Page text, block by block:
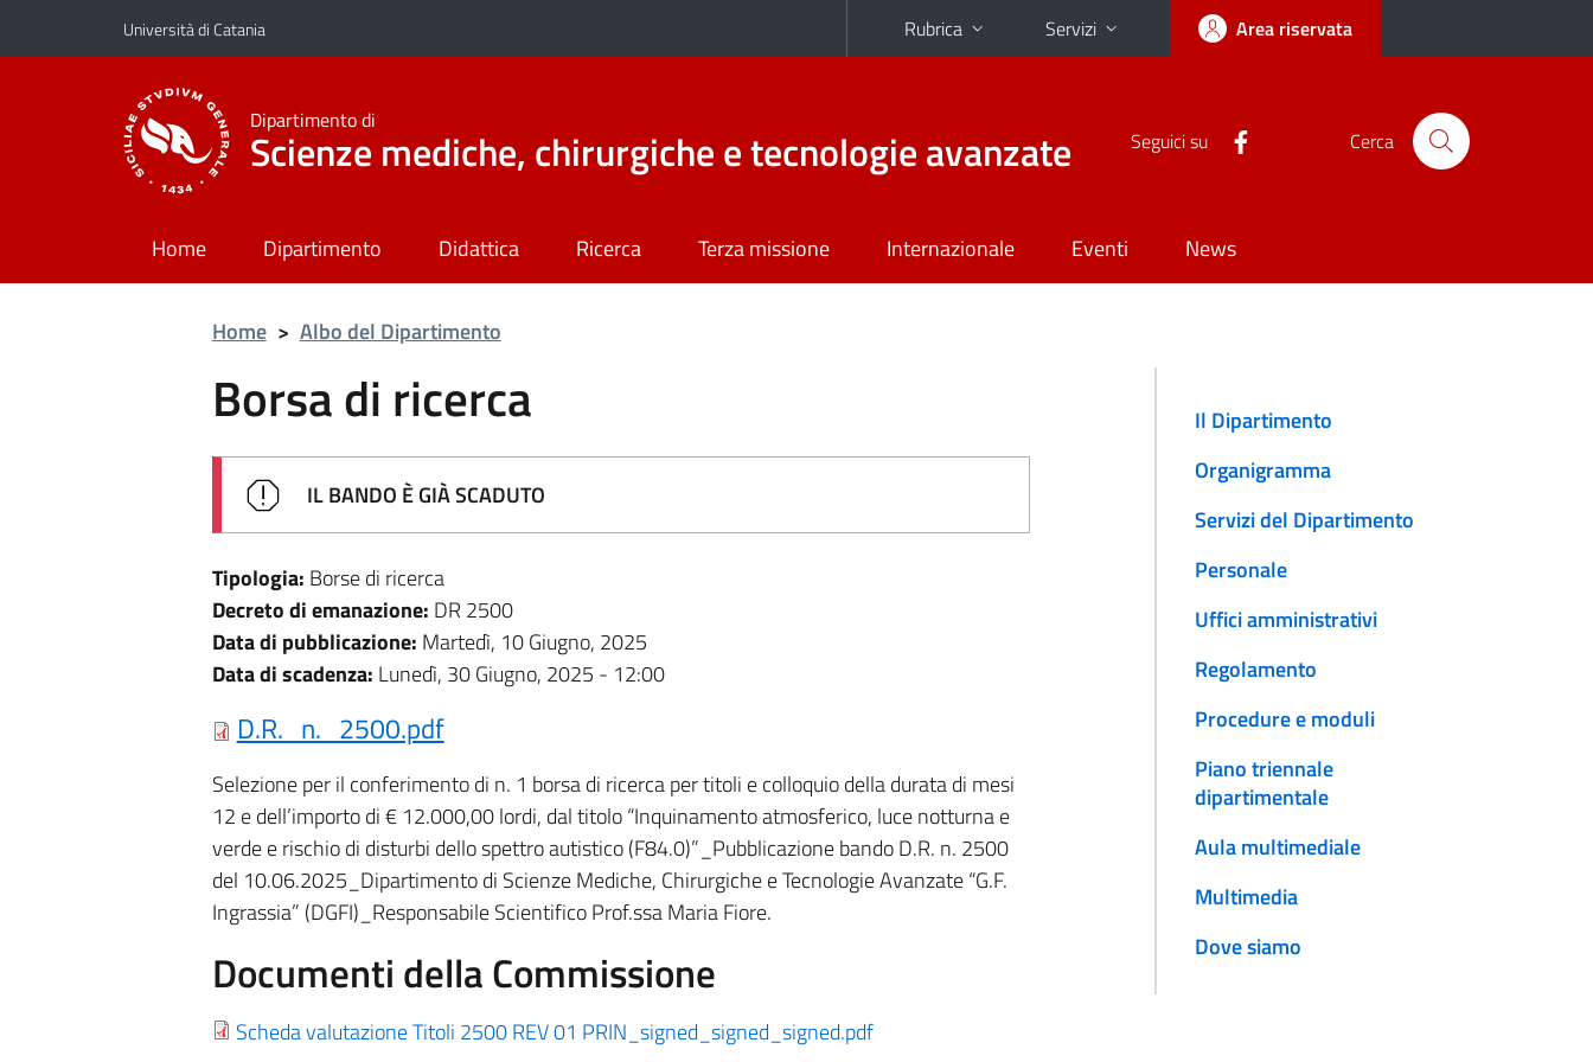
Vai al contenuto principale
Vai al menu di navigazione
Università di Catania Rubrica Servizi Area riservata
Dipartimento di
Scienze mediche, chirurgiche e tecnologie avanzate Seguici su Cerca
Home Dipartimento Didattica Ricerca Terza missione Internazionale Eventi News
Home > Albo del Dipartimento
Borsa di ricerca
IL BANDO È GIÀ SCADUTO
Tipologia: Borse di ricerca
Decreto di emanazione: DR 2500
Data di pubblicazione: Martedì, 10 Giugno, 2025
Data di scadenza: Lunedì, 30 Giugno, 2025 - 12:00
D.R._n._2500.pdf
Selezione per il conferimento di n. 1 borsa di ricerca per titoli e colloquio della durata di mesi
12 e dell’importo di € 12.000,00 lordi, dal titolo “Inquinamento atmosferico, luce notturna e
verde e rischio di disturbi dello spettro autistico (F84.0)”_Pubblicazione bando D.R. n. 2500
del 10.06.2025_Dipartimento di Scienze Mediche, Chirurgiche e Tecnologie Avanzate “G.F.
Ingrassia” (DGFI)_Responsabile Scientifico Prof.ssa Maria Fiore.
Documenti della Commissione
Scheda valutazione Titoli 2500 REV 01 PRIN_signed_signed_signed.pdf
Il Dipartimento
Organigramma
Servizi del Dipartimento
Personale
Uffici amministrativi
Regolamento
Procedure e moduli
Piano triennale
dipartimentale
Aula multimediale
Multimedia
Dove siamo